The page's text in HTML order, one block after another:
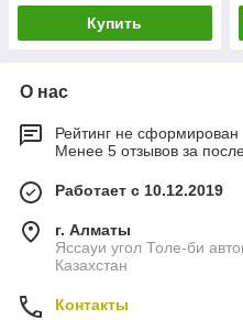
Купить
О нас
Рейтинг не сформирован
Менее 5 отзывов за
Работает с 10.12.2019
г. Алматы
Яссауи угол Толе-би
Казахстан
Контакты